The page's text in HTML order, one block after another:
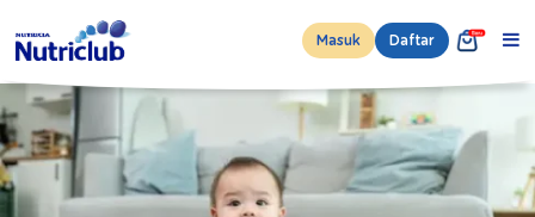
Masuk Daftar